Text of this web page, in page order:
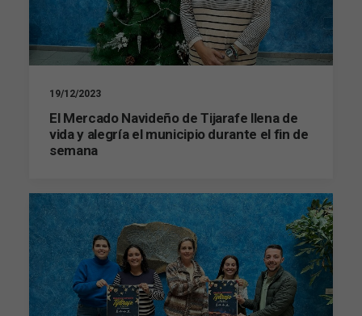
19/12/2023
El Mercado Navideño de Tijarafe llena de
vida y alegría el municipio durante el fin de
semana